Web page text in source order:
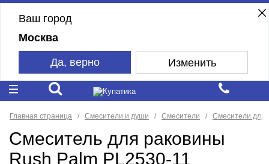
Ваш город
Москва
Да, верно Изменить
Главная страница Смесители и души Смесители Смесители для
Смеситель для раковины
Rush Palm PL2530-11